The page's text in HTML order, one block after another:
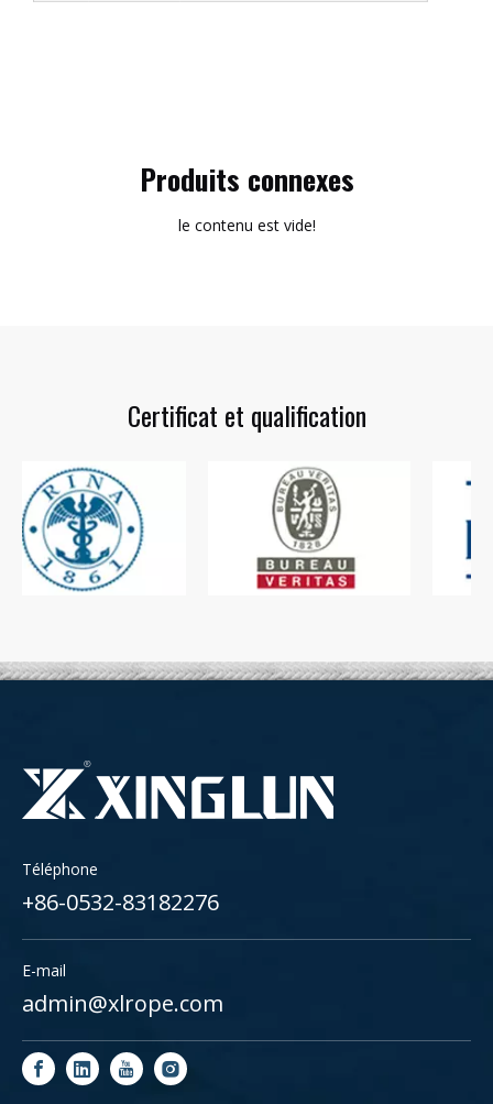
Produits connexes
le contenu est vide!
Certificat et qualification
Téléphone
+86-0532-83182276
E-mail
admin@xlrope.com